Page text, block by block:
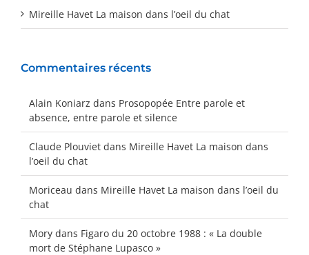
Mireille Havet La maison dans l’oeil du chat
Commentaires récents
Alain Koniarz dans Prosopopée Entre parole et
absence, entre parole et silence
Claude Plouviet dans Mireille Havet La maison dans
l’oeil du chat
Moriceau dans Mireille Havet La maison dans l’oeil du
chat
Mory dans Figaro du 20 octobre 1988 : « La double
mort de Stéphane Lupasco »